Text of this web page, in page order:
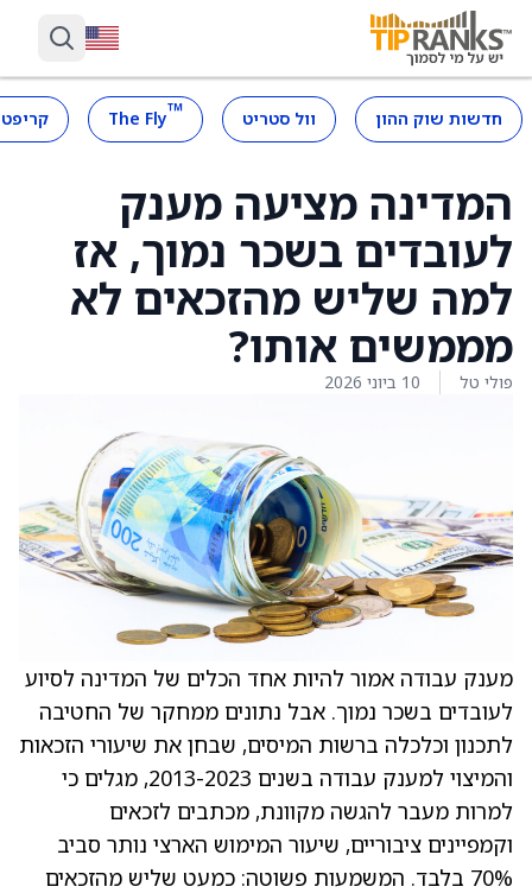
חדשות שוק ההון וול סטריט ™
The Fly
המדינה מציעה מענק
לעובדים בשכר נמוך, אז
למה שליש מהזכאים לא
מממשים אותו?
פולי טל 10 ביוני 2026
מענק עבודה אמור להיות אחד הכלים של המדינה לסיוע
לעובדים בשכר נמוך. אבל נתונים ממחקר של החטיבה
לתכנון וכלכלה ברשות המיסים, שבחן את שיעורי הזכאות
והמיצוי למענק עבודה בשנים 2013-2023, מגלים כי
למרות מעבר להגשה מקוונת, מכתבים לזכאים
וקמפיינים ציבוריים, שיעור המימוש הארצי נותר סביב
70% בלבד. המשמעות פשוטה: כמעט שליש מהזכאים